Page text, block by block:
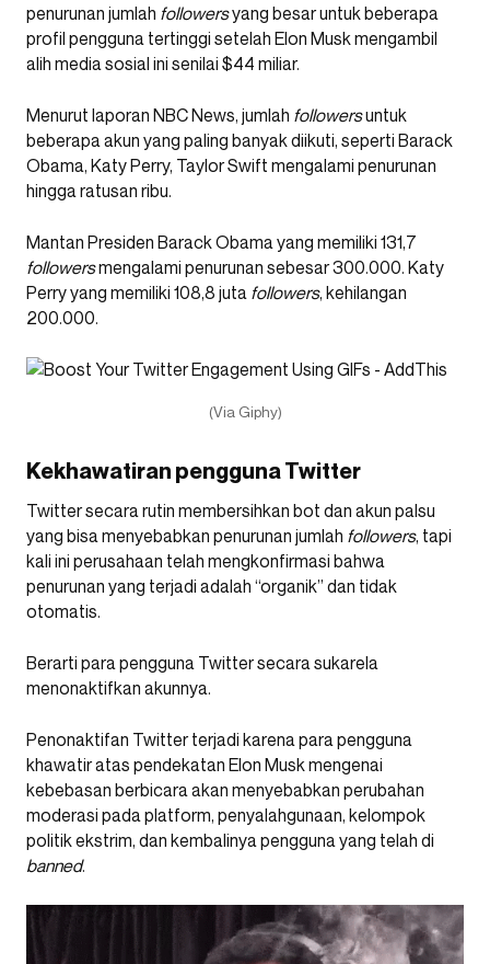
penurunan jumlah followersyang besar untuk beberapa
profil pengguna tertinggi setelah Elon Musk mengambil
alih media sosial ini senilai $44 miliar.
Menurut laporan NBC News, jumlah followersuntuk
beberapa akun yang paling banyak diikuti, seperti Barack
Obama, Katy Perry, Taylor Swift mengalami penurunan
hingga ratusan ribu.
Mantan Presiden Barack Obama yang memiliki 131,7
followersmengalami penurunan sebesar 300.000. Katy
Perry yang memiliki 108,8 juta followers, kehilangan
200.000.
(Via Giphy)
Kekhawatiran pengguna Twitter
Twitter secara rutin membersihkan bot dan akun palsu
yang bisa menyebabkan penurunan jumlah followers, tapi
kali ini perusahaan telah mengkonfirmasi bahwa
penurunan yang terjadi adalah “organik” dan tidak
otomatis.
Berarti para pengguna Twitter secara sukarela
menonaktifkan akunnya.
Penonaktifan Twitter terjadi karena para pengguna
khawatir atas pendekatan Elon Musk mengenai
kebebasan berbicara akan menyebabkan perubahan
moderasi pada platform, penyalahgunaan, kelompok
politik ekstrim, dan kembalinya pengguna yang telah di
banned.